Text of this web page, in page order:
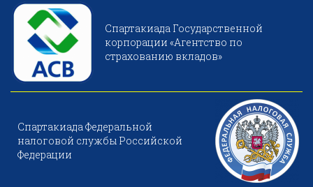
Спартакиада Государственной
корпорации «Агентство по
страхованию вкладов»
Спартакиада Федеральной
налоговой службы Российской
Федерации